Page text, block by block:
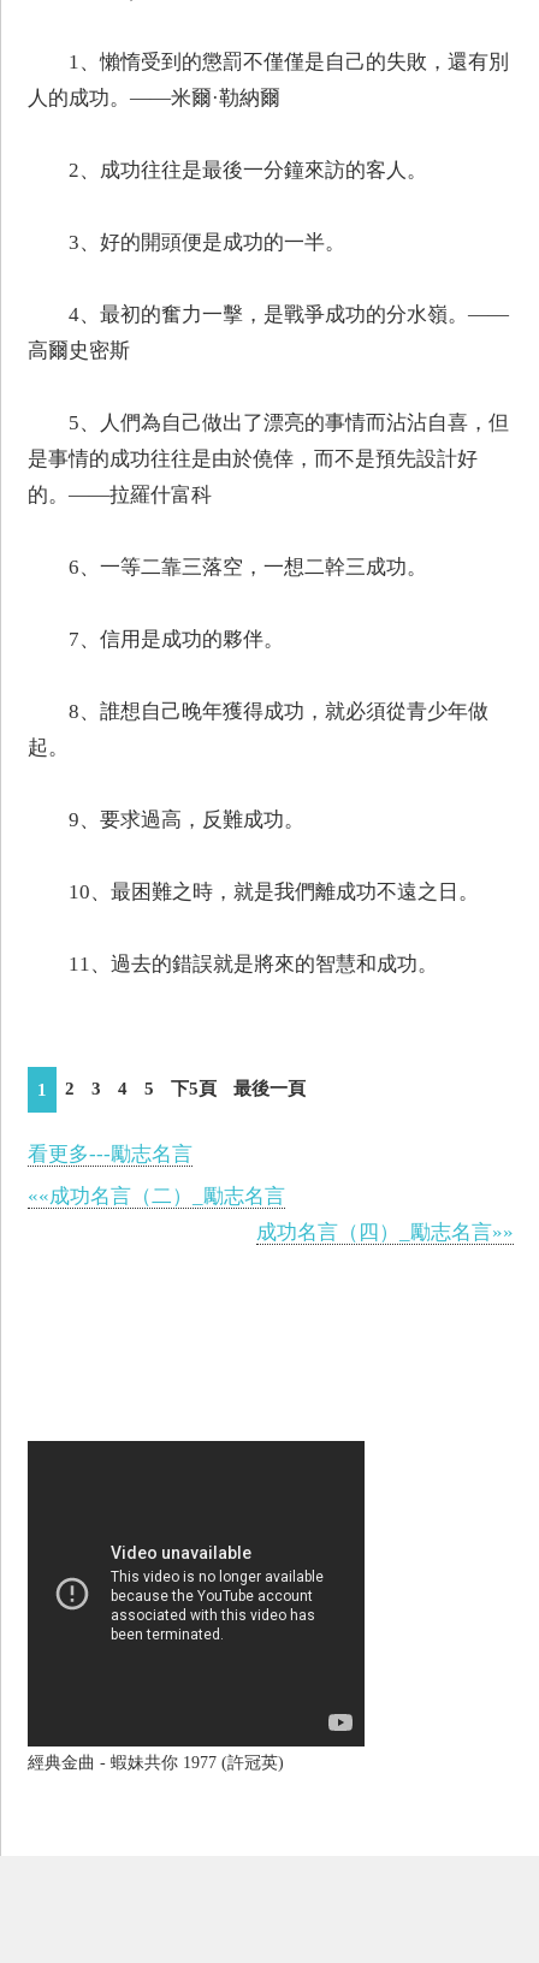
1、懶惰受到的懲罰不僅僅是自己的失敗，還有別
人的成功。——米爾·勒納爾
2、成功往往是最後一分鐘來訪的客人。
3、好的開頭便是成功的一半。
4、最初的奮力一擊，是戰爭成功的分水嶺。——
高爾史密斯
5、人們為自己做出了漂亮的事情而沾沾自喜，但
是事情的成功往往是由於僥倖，而不是預先設計好
的。——拉羅什富科
6、一等二靠三落空，一想二幹三成功。
7、信用是成功的夥伴。
8、誰想自己晚年獲得成功，就必須從青少年做
起。
9、要求過高，反難成功。
10、最困難之時，就是我們離成功不遠之日。
11、過去的錯誤就是將來的智慧和成功。
1 2 3 4 5 下5頁 最後一頁
看更多---勵志名言
««成功名言（二）_勵志名言
成功名言（四）_勵志名言»»
經典金曲 - 蝦妹共你 1977 (許冠英)